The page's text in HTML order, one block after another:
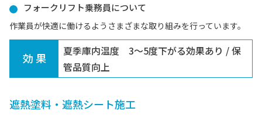
フォークリフト乗務員について
作業員が快適に働けるようさまざまな取り組みを行っています。
効 果
夏季庫内温度 3～5度下がる効果あり / 保
管品質向上
遮熱塗料・遮熱シート施工